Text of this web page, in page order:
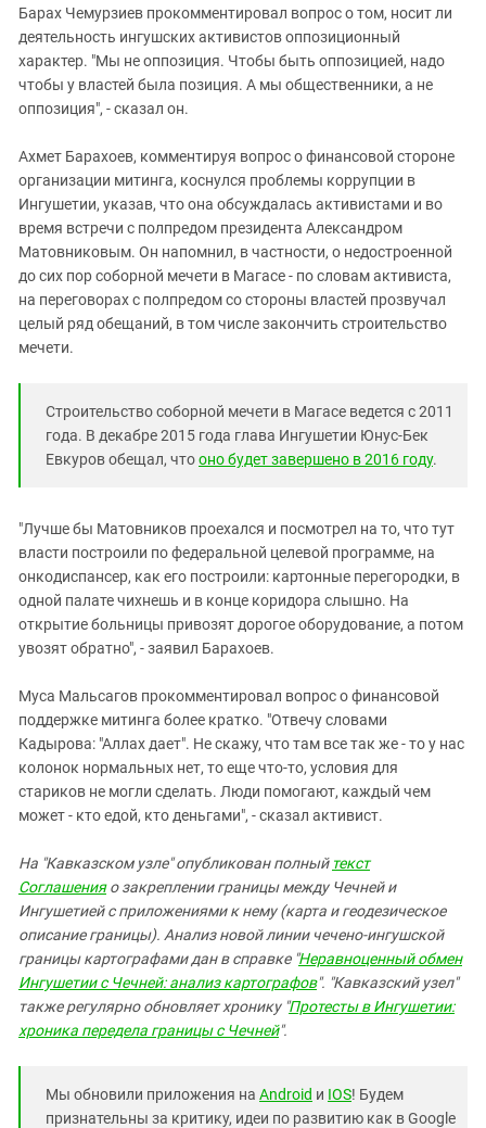
Барах Чемурзиев прокомментировал вопрос о том, носит ли
деятельность ингушских активистов оппозиционный
характер. "Мы не оппозиция. Чтобы быть оппозицией, надо
чтобы у властей была позиция. А мы общественники, а не
оппозиция", - сказал он.
Ахмет Барахоев, комментируя вопрос о финансовой стороне
организации митинга, коснулся проблемы коррупции в
Ингушетии, указав, что она обсуждалась активистами и во
время встречи с полпредом президента Александром
Матовниковым. Он напомнил, в частности, о недостроенной
до сих пор соборной мечети в Магасе - по словам активиста,
на переговорах с полпредом со стороны властей прозвучал
целый ряд обещаний, в том числе закончить строительство
мечети.
Строительство соборной мечети в Магасе ведется с 2011
года. В декабре 2015 года глава Ингушетии Юнус-Бек
Евкуров обещал, чтооно будет завершено в 2016 году.
"Лучше бы Матовников проехался и посмотрел на то, что тут
власти построили по федеральной целевой программе, на
онкодиспансер, как его построили: картонные перегородки, в
одной палате чихнешь и в конце коридора слышно. На
открытие больницы привозят дорогое оборудование, а потом
увозят обратно", - заявил Барахоев.
Муса Мальсагов прокомментировал вопрос о финансовой
поддержке митинга более кратко. "Отвечу словами
Кадырова: "Аллах дает". Не скажу, что там все так же - то у нас
колонок нормальных нет, то еще что-то, условия для
стариков не могли сделать. Люди помогают, каждый чем
может - кто едой, кто деньгами", - сказал активист.
На "Кавказском узле" опубликован полный текст
Соглашенияо закреплении границы между Чечней и
Ингушетией с приложениями к нему (карта и геодезическое
описание границы). Анализ новой линии чечено-ингушской
границы картографами дан в справке "Неравноценный обмен
Ингушетии с Чечней: анализ картографов". "Кавказский узел"
также регулярно обновляет хронику "Протесты в Ингушетии:
хроника передела границы с Чечней".
Мы обновили приложения на Android и IOS! Будем
признательны за критику, идеи по развитию как в Google